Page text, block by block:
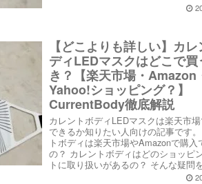
【どこよりも詳しい】カ
ディLEDマスクはどこで買
き？【楽天市場・Amazon
Yahoo!ショッピング？】
CurrentBody徹底解説
カレントボディLEDマスクは楽天市
できるか知りたい人向けの記事です
トボディは楽天市場やAmazonで購入
の？ カレントボディはどのショッピ
トに取り扱いがあるの？ そんな疑問